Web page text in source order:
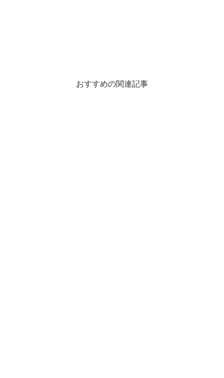
おすすめの関連記事